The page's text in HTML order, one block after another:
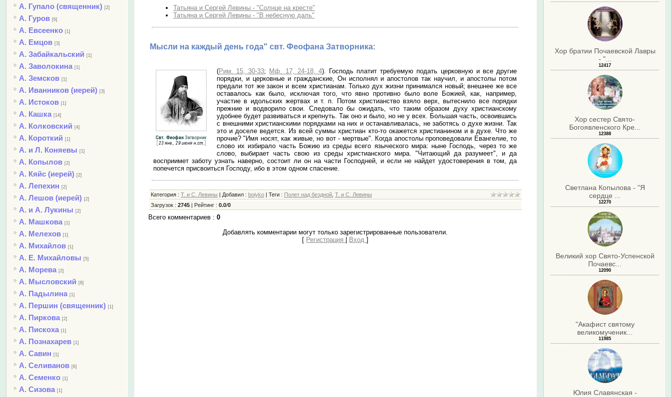
А. Гупало (священник) [2]
А. Гуров [6]
А. Евсеенко [1]
А. Емцов [3]
А. Забайкальский [1]
А. Заволокина [1]
А. Земсков [1]
А. Иванников (иерей) [3]
А. Истоков [1]
А. Кашка [14]
А. Колковский [4]
А. Короткий [1]
А. и Л. Коняевы [1]
А. Копылов [2]
А. Кяйс (иерей) [2]
А. Лепехин [2]
А. Лешов (иерей) [2]
А. и А. Лукины [2]
А. Машкова [1]
А. Мелехов [1]
А. Михайлов [1]
А. Е. Михайловы [5]
А. Морева [2]
А. Мысловский [8]
А. Падылина [1]
А. Першин (священник) [1]
А. Пиркова [2]
А. Пискоха [1]
А. Познахарев [1]
А. Савин [1]
А. Селиванов [6]
А. Семенко [1]
А. Сизова [1]
Хор братии Почаевской Лавры
- "...
12417
Хор сестер Свято-
Богоявленского Кре...
12388
Светлана Копылова - "Я
сердце ...
12270
Великий хор Свято-Успенской
Почаевс...
12090
"Акафист святому
великомученик...
11985
Юлия Славянская -
Татьяна и Сергей Левины - "Солнце на кресте"
Татьяна и Сергей Левины - "В небесную даль"
Мысли на каждый день года" свт. Феофана Затворника:
(Рим. 15, 30-33; Мф. 17, 24-18, 4). Господь платит требуемую подать церковную и все другие
порядки, и церковные и гражданские, Он исполнял и апостолов так научил, и апостолы потом
предали тот же закон и всем христианам. Только дух жизни принимался новый; внешнее же все
оставалось как было, исключая того, что явно противно было воле Божией, как, например,
участие в идольских жертвах и т. п. Потом христианство взяло верх, вытеснило все порядки
прежние и водворило свои. Следовало бы ожидать, что таким образом духу христианскому
удобнее будет развиваться и крепнуть. Так оно и было, но не у всех. Большая часть, освоившись
с внешними христианскими порядками на них и останавливалась, не заботясь о духе жизни. Так
это и доселе ведется. Из всей суммы христиан кто-то окажется христианином и в духе. Что же
прочие? "Имя носят, как живые, но вот - мертвые". Когда апостолы проповедовали Евангелие, то
слово их избирало часть Божию из среды всего языческого мира: ныне Господь, через то же
слово, выбирает часть свою из среды христианского мира. "Читающий да разумеет", и да
восприимет заботу узнать наверно, состоит ли он на части Господней, и если не найдет удостоверения в том, да
попечется присвоиться Господу, ибо в этом одном спасение.
Категория : Т. и С. Левины Добавил : boiyko| Теги : Полет над бездной, Т. и С. Левины
Загрузок : 2745| Рейтинг : 0.0/0
Всего комментариев : 0
Добавлять комментарии могут только зарегистрированные пользователи.
[ Регистрация Вход]